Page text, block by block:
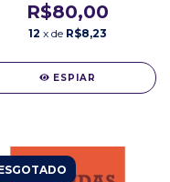
R$80,00
12 x de R$8,23
ESPIAR